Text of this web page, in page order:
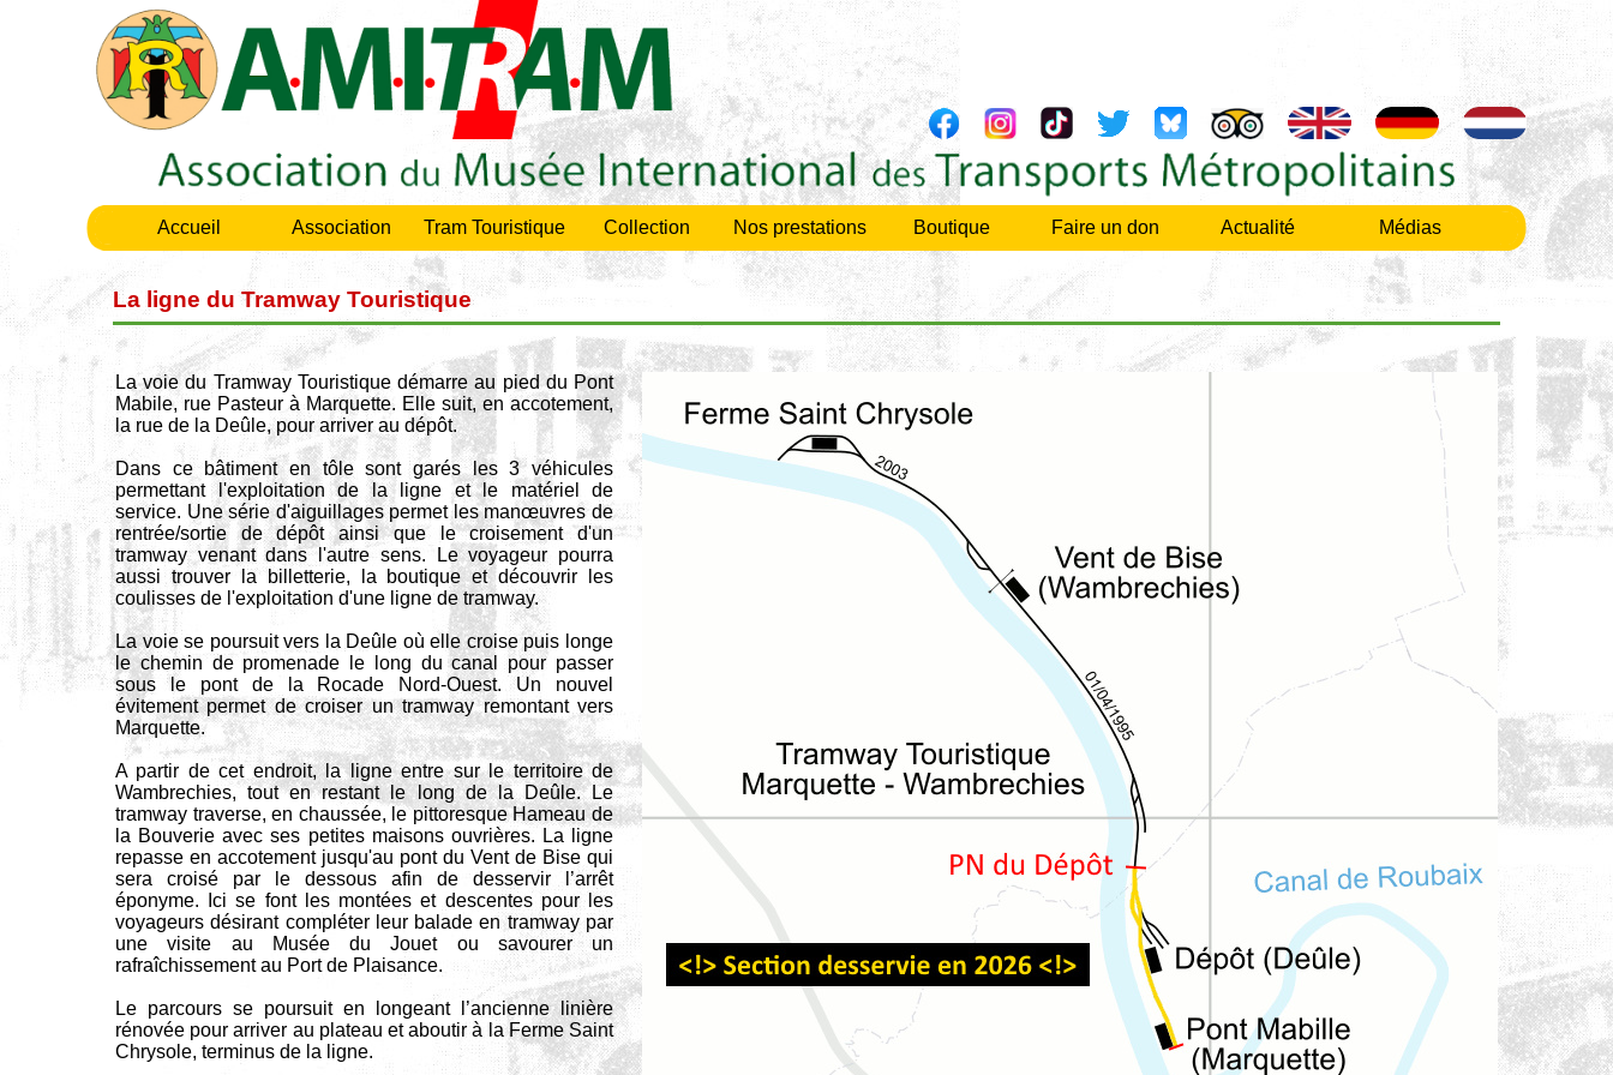
Accueil Association Tram Touristique Collection Nos prestations Boutique Faire un don Actualité Médias
La ligne du Tramway Touristique
La voie du Tramway Touristique démarre au pied du Pont
Mabile, rue Pasteur à Marquette. Elle suit, en accotement,
la rue de la Deûle, pour arriver au dépôt.
Dans ce bâtiment en tôle sont garés les 3 véhicules
permettant l'exploitation de la ligne et le matériel de
service. Une série d'aiguillages permet les manœuvres de
rentrée/sortie de dépôt ainsi que le croisement d'un
tramway venant dans l'autre sens. Le voyageur pourra
aussi trouver la billetterie, la boutique et découvrir les
coulisses de l'exploitation d'une ligne de tramway.
La voie se poursuit vers la Deûle où elle croise puis longe
le chemin de promenade le long du canal pour passer
sous le pont de la Rocade Nord-Ouest. Un nouvel
évitement permet de croiser un tramway remontant vers
Marquette.
A partir de cet endroit, la ligne entre sur le territoire de
Wambrechies, tout en restant le long de la Deûle. Le
tramway traverse, en chaussée, le pittoresque Hameau de
la Bouverie avec ses petites maisons ouvrières. La ligne
repasse en accotement jusqu'au pont du Vent de Bise qui
sera croisé par le dessous afin de desservir l’arrêt
éponyme. Ici se font les montées et descentes pour les
voyageurs désirant compléter leur balade en tramway par
une visite au Musée du Jouet ou savourer un
rafraîchissement au Port de Plaisance.
Le parcours se poursuit en longeant l’ancienne linière
rénovée pour arriver au plateau et aboutir à la Ferme Saint
Chrysole, terminus de la ligne.